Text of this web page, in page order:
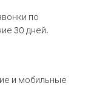
по
30 дней.
и мобильные